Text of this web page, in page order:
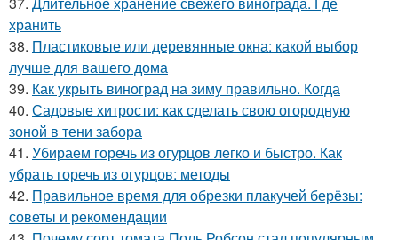
хранить
38. Пластиковые или деревянные окна: какой выбор
лучше для вашего дома
39. Как укрыть виноград на зиму правильно. Когда
40. Садовые хитрости: как сделать свою огородную
зоной в тени забора
41. Убираем горечь из огурцов легко и быстро. Как
убрать горечь из огурцов: методы
42. Правильное время для обрезки плакучей берёзы:
советы и рекомендации